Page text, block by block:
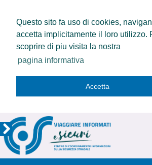
Questo sito fa uso di cookies,
accetta implicitamente il loro utilizzo.
scoprire di piu visita la nostra
pagina informativa
Accetta